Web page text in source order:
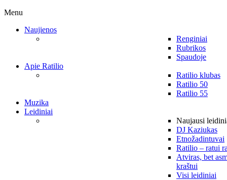
Menu
Naujienos
Renginiai
Rubrikos
Spaudoje
Apie Ratilio
Ratilio klubas
Ratilio 50
Ratilio 55
Muzika
Leidiniai
Naujausi
DJ Kaziukas
Etnožadintuvai
Ratilio – ratui
Atviras, bet
kraštui
Visi leidiniai